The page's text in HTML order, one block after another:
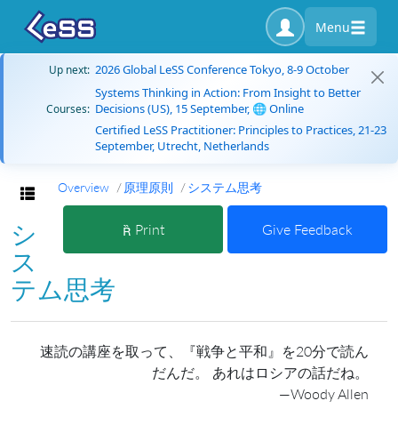
Menu
Up next: 2026 Global LeSS Conference Tokyo, 8-9 October
Courses:
Systems Thinking in Action: From Insight to Better
Decisions (US), 15 September, 🌐 Online
Certified LeSS Practitioner: Principles to Practices, 21-23
September, Utrecht, Netherlands
Toggle navigation
Overview 原理原則 システム思考
Print Give Feedback
シ
ス
テム思考
速読の講座を取って、『戦争と平和』を20分で読ん
だんだ。 あれはロシアの話だね。
—Woody Allen